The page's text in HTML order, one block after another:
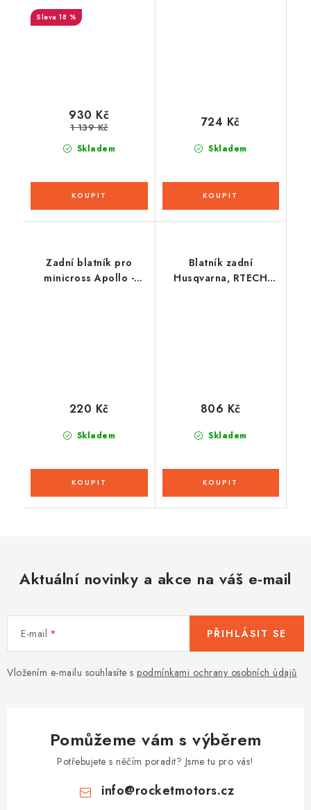
18 %
Skladem
930 Kč
1 139 Kč
Skladem
724 Kč
Zadní blatník pro
minicross Apollo -
Skladem
220 Kč
Blatník zadní
Husqvarna, RTECH
Skladem
806 Kč
Aktuální novinky a akce na váš e-mail
E-mail
Vložením e-mailu souhlasíte s podmínkami ochrany osobních údajů
PŘIHLÁSIT SE
Pomůžeme vám s výběrem
Potřebujete s něčím poradit? Jsme tu pro vás!
info@rocketmotors.cz